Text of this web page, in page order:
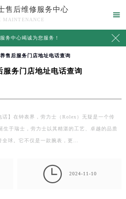
售后维修服务中心
MAINTENANCE

务中心竭诚为您服务！ 
售后服务门店地址电话查询
服务门店地址电话查询
话】在钟表界，劳力士（Rolex）无疑是一个传
生于瑞士，劳力士以其精湛的工艺、卓越的品质
全球。它不仅是一款腕表，更…
 2024-11-10